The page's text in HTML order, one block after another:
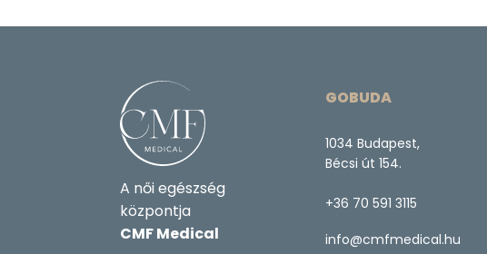
A női egészség
központja
CMF Medical
GOBUDA
1034 Budapest,
Bécsi út 154.
+36 70 591 3115
info@cmfmedical.hu